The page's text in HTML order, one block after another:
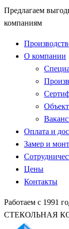
Предлагаем
компаниям
О компании
Оплата и
Замер и
Цены
Контакты
Работаем с 1991
СТЕКОЛЬНАЯ